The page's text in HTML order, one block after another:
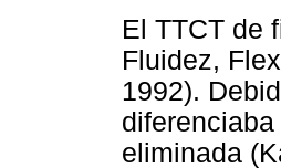
El TTCT de
Fluidez,
1992).
eliminada